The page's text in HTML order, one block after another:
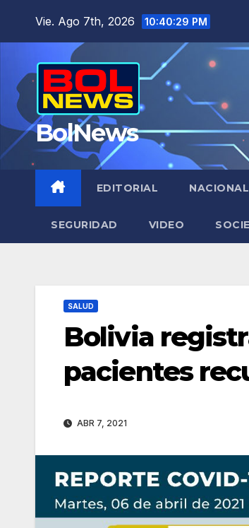
Vie. Ago 7th, 2026 10:40:30 PM
BolNews
EDITORIAL NACIONAL
SEGURIDAD VIDEO
SALUD
Bolivia
pacientes
ABR 7, 2021